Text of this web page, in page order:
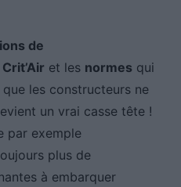
de
et les normes qui
les constructeurs ne
un vrai casse tête !
par exemple
plus de
à embarquer